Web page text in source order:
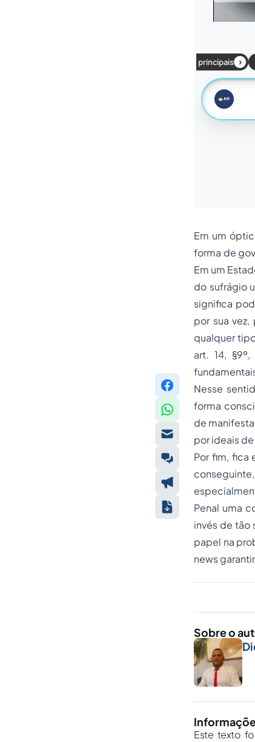
Em um
forma de
Em um
do sufrágio
significa
por sua
qualquer
art. 14,
Nesse
forma
de
por ideais
Por fim, fica
Penal uma
invés de tão
papel na
news
Sobre o
Este texto